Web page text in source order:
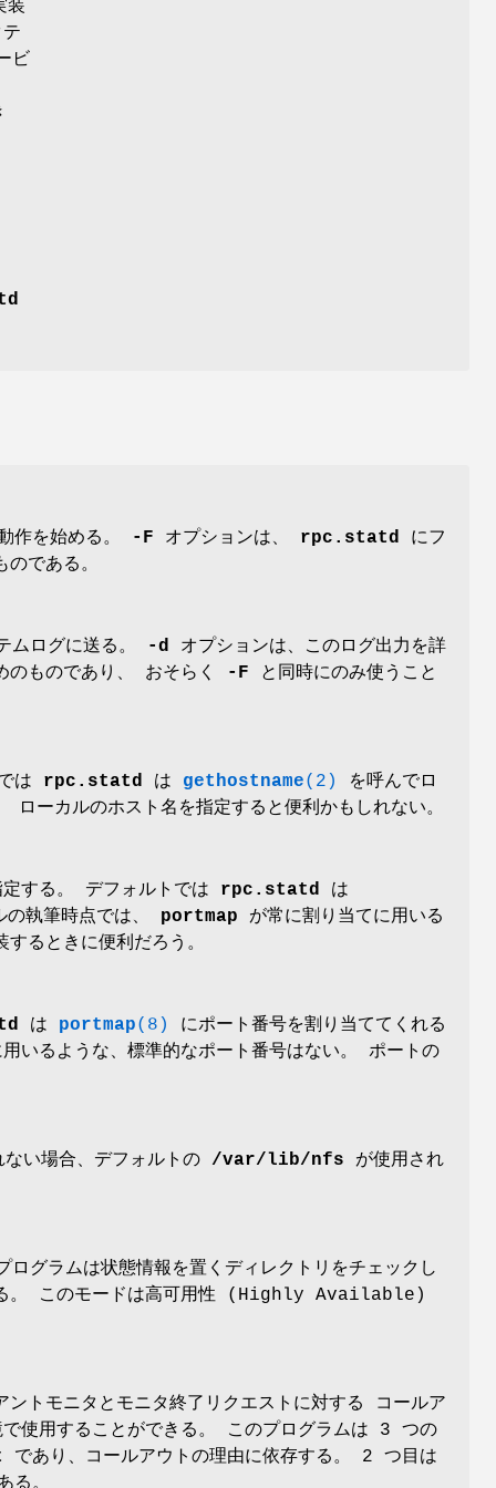
装
ビ
作を始める。 -F オプションは、 rpc.statd
にフ
である。
ムログに送る。 -d
オプションは、このログ出力を詳
のものであり、 おそらく -F と同時にのみ使うこと
は rpc.statd は gethostname(2)
を呼んでロ
ーカルのホスト名を指定すると便利かもしれない。
定する。 デフォルトでは rpc.statd
は
の執筆時点では、 portmap が常に割り当てに用いる
るときに便利だろう。
は portmap(8)
にポート番号を割り当ててくれる
いるような、標準的なポート番号はない。 ポートの
い場合、デフォルトの /var/lib/nfs が使用され
ラムは状態情報を置くディレクトリをチェックし
する。 このモードは高可用性 (Highly Available)
トモニタとモニタ終了リクエストに対する コールア
使用することができる。 このプログラムは 3 つの
であり、コールアウトの理由に依存する。 2 つ目は
る。